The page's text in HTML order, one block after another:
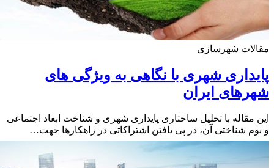
شهرسازی
شهری با نگاهی به ویژگی های
ایران
با تحلیل ساختاری پایداری شهری و شناخت ابعاد اجتماعی
شناختی آن، در پی یافتن اشتراکاتی در راهکارها جهت…